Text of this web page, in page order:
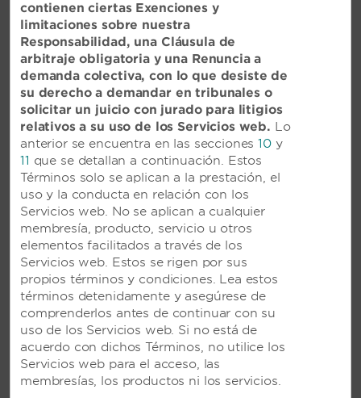
VIVA MAYA BY WYNDHAM, UN
TRADEMARK ALL-INCLUSIVE
RESORT EN PLAYA DEL
CARMEN, MÉXICO
Resort frente al océano con actividades en
la piscina y una gran variedad de
excursiones, además de entretenimiento
nocturno
VER RESORT
contienen ciertas Exenciones y
limitaciones sobre nuestra
Responsabilidad, una Cláusula de
arbitraje obligatoria y una Renuncia a
demanda colectiva, con lo que desiste de
su derecho a demandar en tribunales o
solicitar un juicio con jurado para litigios
relativos a su uso de los Servicios web. Lo
anterior se encuentra en las secciones10y
11 que se detallan a continuación. Estos
Términos solo se aplican a la prestación, el
uso y la conducta en relación con los
Servicios web. No se aplican a cualquier
membresía, producto, servicio u otros
elementos facilitados a través de los
Servicios web. Estos se rigen por sus
propios términos y condiciones. Lea estos
términos detenidamente y asegúrese de
comprenderlos antes de continuar con su
uso de los Servicios web. Si no está de
acuerdo con dichos Términos, no utilice los
Servicios web para el acceso, las
membresías, los productos ni los servicios.